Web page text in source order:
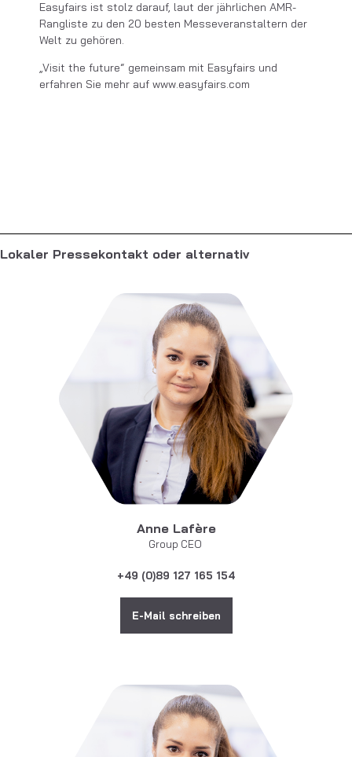
Easyfairs ist stolz darauf, laut der jährlichen AMR-
Rangliste zu den 20 besten Messeveranstaltern der
Welt zu gehören.
„Visit the future“ gemeinsam mit Easyfairs und
erfahren Sie mehr auf www.easyfairs.com
Lokaler Pressekontakt oder alternativ
Anne Lafère
Group CEO
+49 (0)89 127 165 154
E-Mail schreiben